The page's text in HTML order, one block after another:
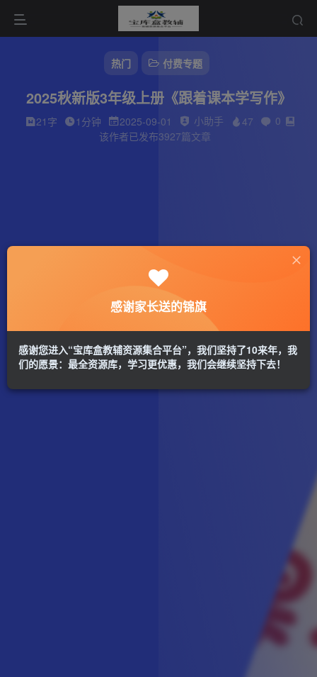
热门 付费专题
2025秋新版3年级上册《跟着课本学写作》
21字 1分钟 2025-09-01 小助手 47
0
该作者已发布3927篇文章
感谢家长送的锦旗
感谢您进入“宝库盒教辅资源集合平台”，我们坚持了10来年，我
们的愿景：最全资源库，学习更优惠，我们会继续坚持下去！